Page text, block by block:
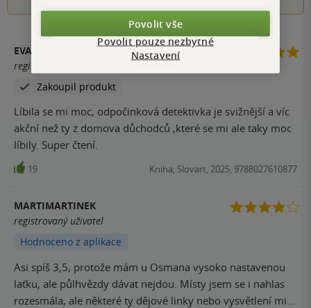
EVA MATASOVÁ
registrovaný uživatel
Zakoupil produkt
Líbila se mi moc, odpočinková detektivka je svižnější a víc
akční než ty z domova důchodců ,které se mi ale taky moc
líbily. Super čtení.
19 Kniha, Slovart, 2025, 9788027610877
MARTIMARTINEK
registrovaný uživatel
Hodnoceno z aplikace
Asi spíš 3,5, protože mám u Osmana vysoko nastavenou
laťku, ale půlhvězdy dávat nejdou. Místy jsem se i nahlas
rozesmála, ale některé ty dějové linky nebo vysvětlení mi
Povolit vše
Povolit pouze nezbytné
Nastavení